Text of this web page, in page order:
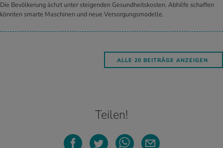
Die Bevölkerung ächzt unter steigenden Gesundheitskosten. Abhilfe schaffen
könnten smarte Maschinen und neue Versorgungsmodelle.
ALLE 20 BEITRÄGE ANZEIGEN
Teilen!